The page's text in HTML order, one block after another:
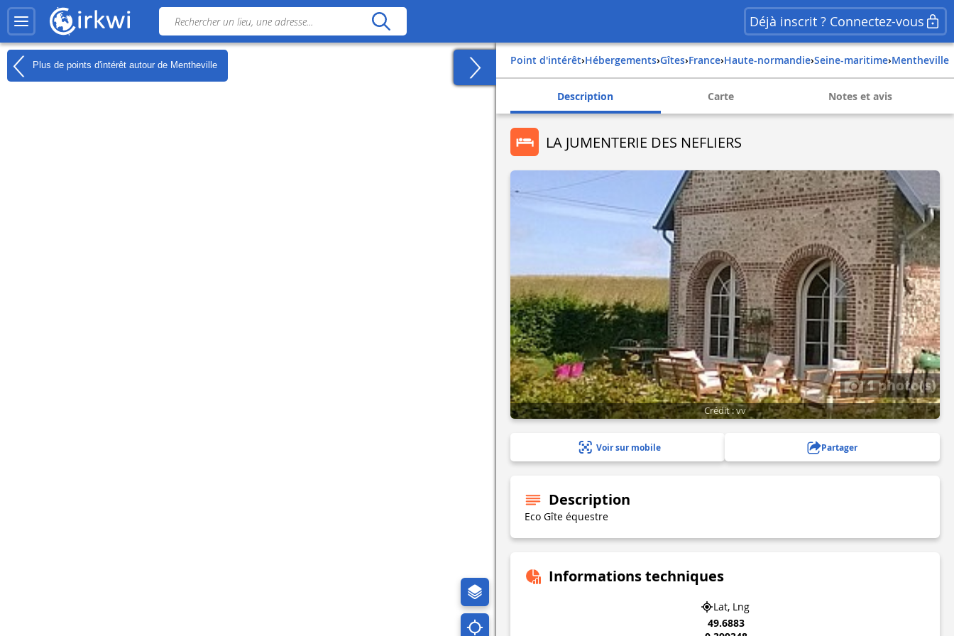
Déjà inscrit ? Connectez-vous
Plus de points d'intérêt autour de Mentheville Point d'intérêt› Hébergements› Gîtes› france› haute-normandie› seine-maritime› mentheville
Description Carte Notes et avis
LA JUMENTERIE DES NEFLIERS
1 photo(s)
Crédit : vv
Voir sur mobile Partager
Description
Eco Gîte équestre
Informations techniques
Lat, Lng
49.6883